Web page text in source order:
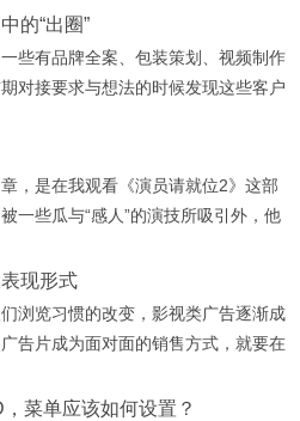
的“出圈”
些有品牌全案、包装策划、视频制作
对接要求与想法的时候发现这些客户
有什么需求，我面向的是什么群体，
要“出圈”。时代在进步，甲方爸爸的
上档次”演变为了“出圈”，那么何
众传达的信息，忽略了受众的想法，
表面化、形象化
，是在我观看《演员请就位2》这部
一些瓜与“感人”的演技所吸引外，他
的一点，就是他们的影视化部分，多
心仪的演员，来拍摄各种经典影视类
情
现形式
浏览习惯的改变，影视类广告逐渐成
告片成为面对面的销售方式，就要在
讲有下列几种主要形式： ( 1 )故事
菜单应该如何设置？